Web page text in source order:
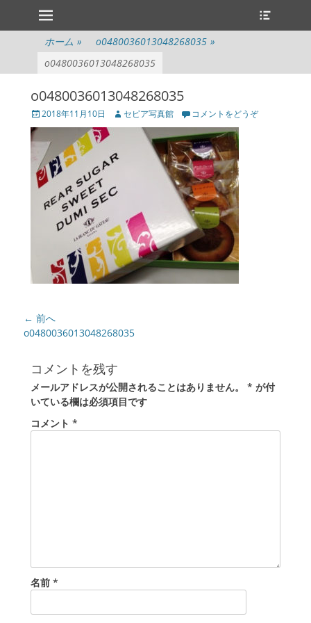
メインメニュー
コ
ン
ス
キ
プ
ダ
り
ホーム » o0480036013048268035 »
o0480036013048268035
o0480036013048268035
投
稿
日
2018年11月10日
投
稿
者
セピア写真館 コメントをどうぞ
投
稿
ビ
ゲ
ー
シ
ョ
← 前へ
前
稿:
o0480036013048268035
コメントを残す
メールアドレスが公開されることはありません。 * が付
いている欄は必須項目です
コメント *
名前 *